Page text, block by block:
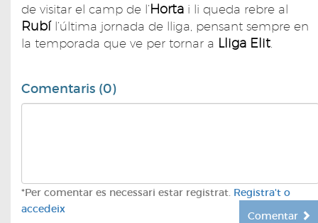
de visitar el camp de l’Horta i li queda rebre al
Rubíl’última jornada de lliga, pensant sempre en
la temporada que ve per tornar a Lliga Elit
Comentaris (0)
*Per comentar es necessari estar registrat. Registra't o
accedeix
Comentar